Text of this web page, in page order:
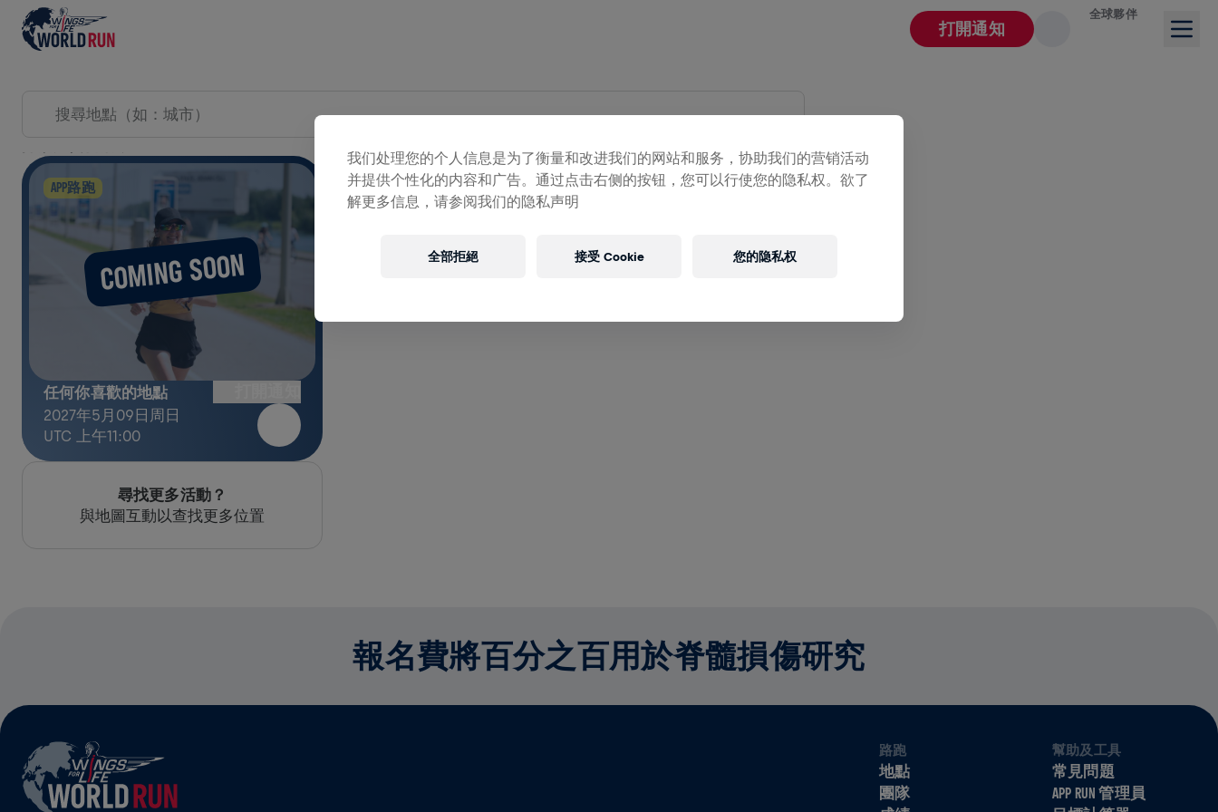
打開通知
全球夥伴
COMING SOON
APP路跑
任何你喜歡的地點
2027年5月09日周日
UTC 上午11:00
尋找更多活動？
與地圖互動以查找更多位置
展開地圖
報名費將百分之百用於脊髓損傷研究
路跑
地點
團隊
幫助及工具
常見問題
APP RUN 管理員
我们处理您的个人信息是为了衡量和改进我们的网站和服务，协助我们的营销活动
并提供个性化的内容和广告。通过点击右侧的按钮，您可以行使您的隐私权。欲了
解更多信息，请参阅我们的隐私声明
您的隐私权
全部拒絕 接受 Cookie